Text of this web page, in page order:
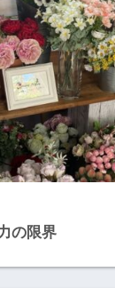
の限界